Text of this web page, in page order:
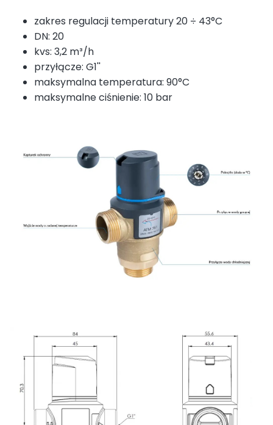
zakres regulacji temperatury 20 ÷ 43°C
DN: 20
kvs: 3,2 m³/h
przyłącze: G1''
maksymalna temperatura: 90°C
maksymalne ciśnienie: 10 bar